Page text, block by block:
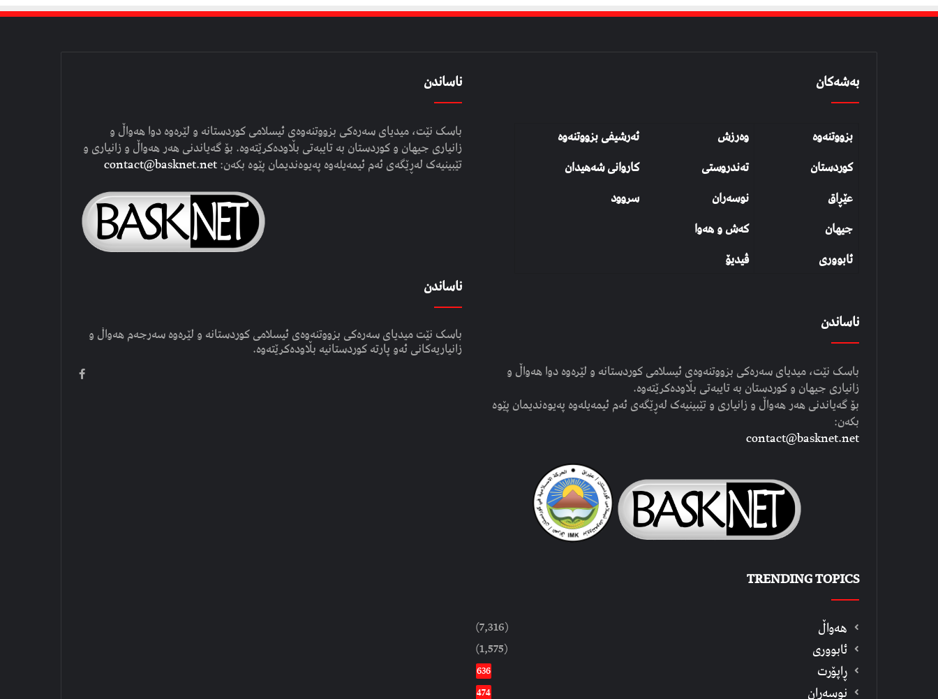
بەشەکان
بزووتنەوە
کوردستان
عێڕاق
جیهان
ئابووری
وەرزش
تەندروستی
نوسەران
کەش و هەوا
ڤیدیۆ
ئەرشیفی بزووتنەوە
کاروانی شەهیدان
سروود
ناساندن
باسک نێت، میدیای سەرەکی بزووتنەوەی ئیسلامی کوردستانە و لێرەوە دوا هەواڵ و
زانیاری جیهان و کوردستان بە تایبەتی بڵاودەکرێتەوە.
بۆ گەیاندنی هەر هەواڵ و زانیاری و تێبینیەک لەڕێگەی ئەم ئیمەیلەوە پەیوەندیمان پێوە
بکەن:
contact@basknet.net
TRENDING TOPICS
هەواڵ (7,316)
ئابووری (1,575)
ڕاپۆرت 636
نوسەران 474
ناساندن
باسک نێت، میدیای سەرەکی بزووتنەوەی ئیسلامی کوردستانە و لێرەوە دوا هەواڵ و
زانیاری جیهان و کوردستان بە تایبەتی بڵاودەکرێتەوە. بۆ گەیاندنی هەر هەواڵ و زانیاری و
تێبینیەک لەڕێگەی ئەم ئیمەیلەوە پەیوەندیمان پێوە بکەن:contact@basknet.net
ناساندن
باسک نێت میدیای سەرەکی بزووتنەوەی ئیسلامی کوردستانە و لێرەوە سەرجەم هەواڵ و
زانیاریەکانی ئەو پارتە کوردستانیە بڵاودەکرێتەوە.